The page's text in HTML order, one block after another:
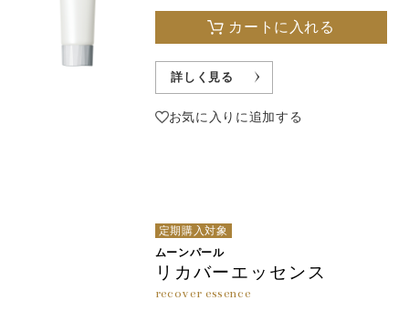
カートに入れる
詳しく見る
お気に入りに追加する
定期購入対象
ムーンパール
リカバーエッセンス
recover essence